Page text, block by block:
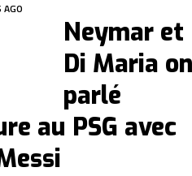
AGO
Neymar et
Di Maria
parlé
au PSG avec